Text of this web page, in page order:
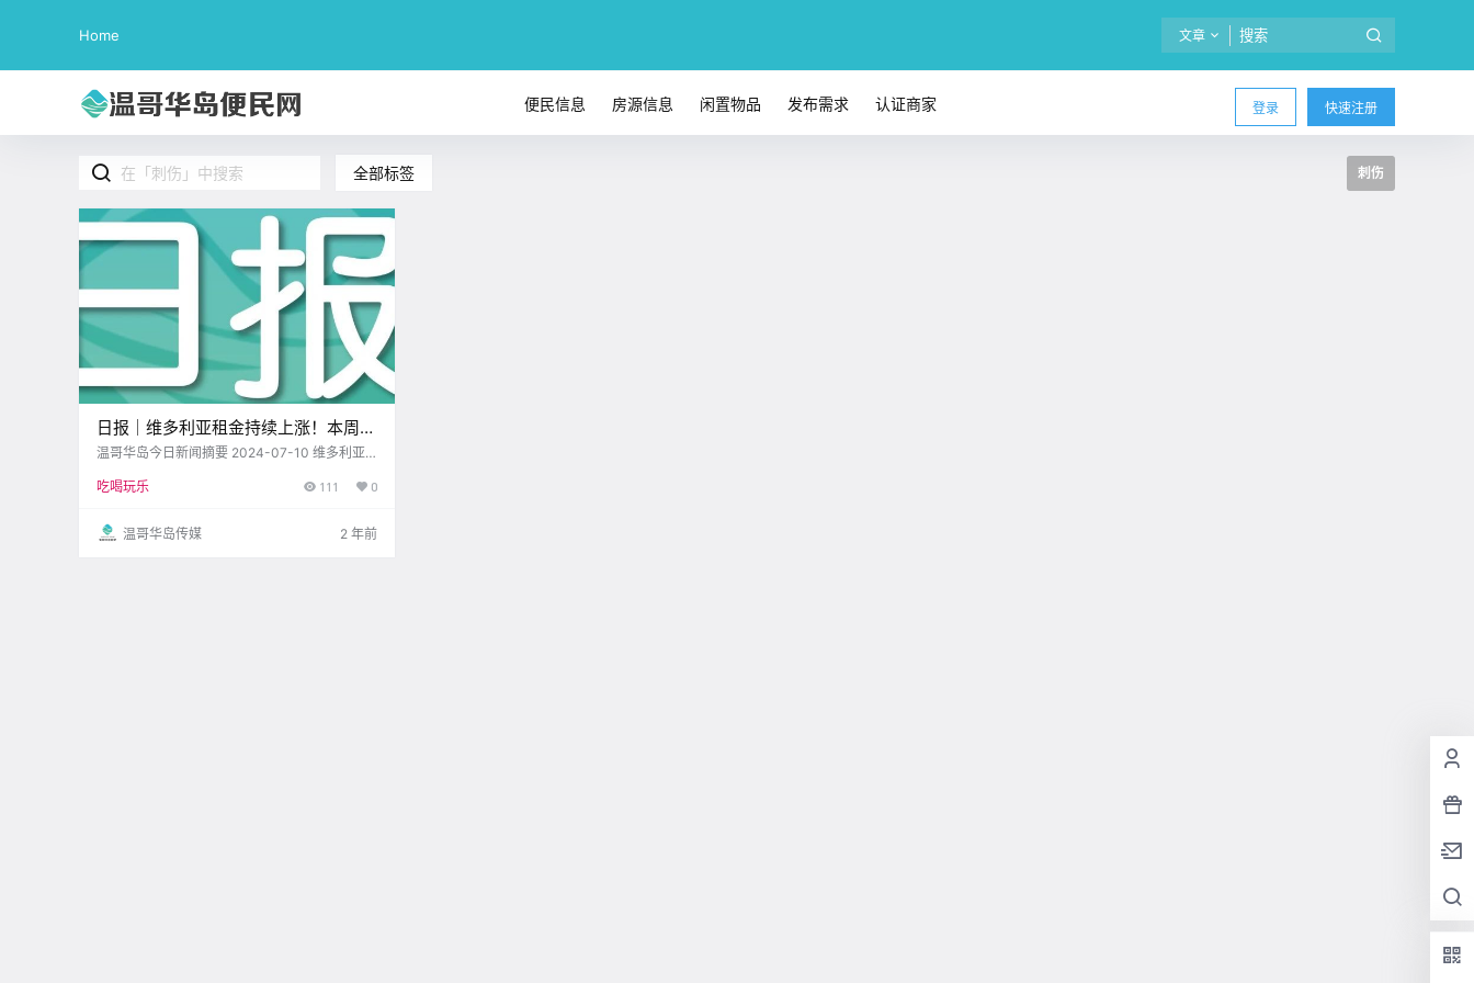
Home 文章
登录 快速注册
便民信息 房源信息 闲置物品 发布需求 认证商家
全部标签 刺伤
日报｜维多利亚租金持续上涨！本周将
有13艘游轮抵达维多利亚～
温哥华岛今日新闻摘要 2024-07-10 维多利亚
报案，目击者称Pandora Avenue附近有人被无
吃喝玩乐 111 0
温哥华岛传媒 2 年前